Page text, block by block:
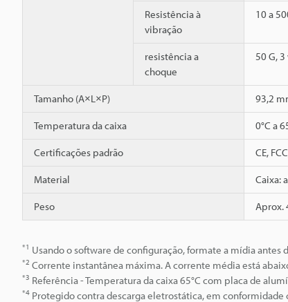
Resistência à
vibração
10 a
resistência a
choque
50 G,
Tamanho (A×L×P) 93,2
Temperatura da caixa 0°C a
Certificações padrão CE,
Material Caixa:
Peso Aprox.
*1 Usando o software de configuração, formate a mídia antes
*2 Corrente instantânea máxima. A corrente média está
*3 Referência - Temperatura da caixa 65°C com placa de
*4 Protegido contra descarga eletrostática, em conformidade